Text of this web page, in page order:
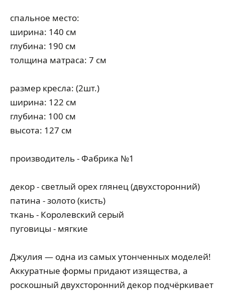
спальное место:
ширина: 140 см
глубина: 190 см
толщина матраса: 7 см
размер кресла: (2шт.)
ширина: 122 см
глубина: 100 см
высота: 127 см
производитель - Фабрика №1
декор - светлый орех глянец (двухсторонний)
патина - золото (кисть)
ткань - Королевский серый
пуговицы - мягкие
Джулия — одна из самых утонченных моделей!
Аккуратные формы придают изящества, а
роскошный двухсторонний декор подчёркивает